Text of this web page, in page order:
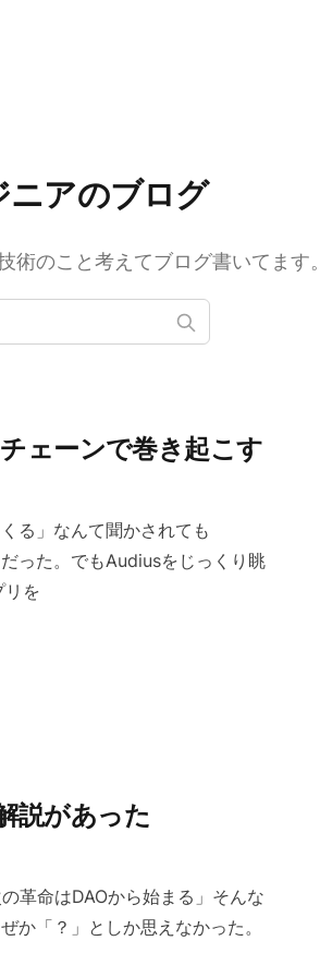
アのブログ
のこと考えてブログ書いてます。
ェーンで巻き起こす
る」なんて聞かされても
った。でもAudiusをじっくり眺
を
説があった
革命はDAOから始まる」そんな
か「？」としか思えなかった。